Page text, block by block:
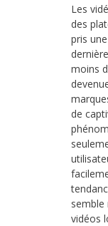
Les
des
pris
moins
de
semble
vidéos